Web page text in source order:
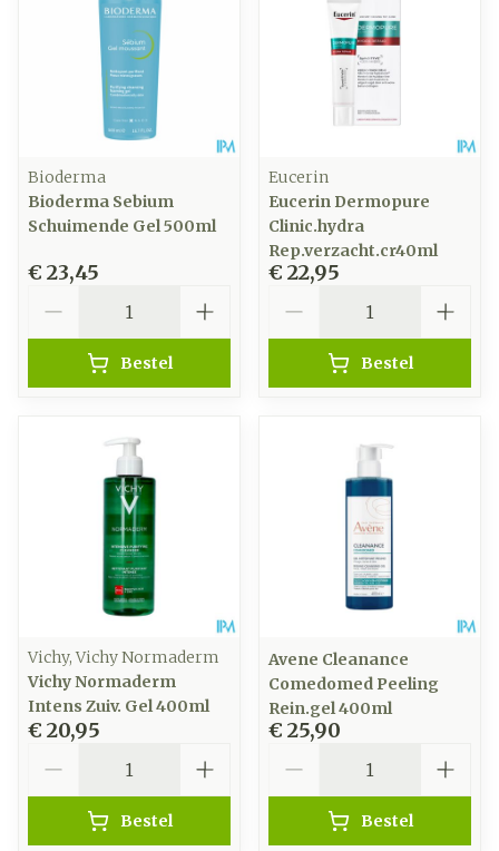
Bioderma
Bioderma Sebium
Schuimende Gel 500ml
€ 23,45
Bestel
Eucerin
Eucerin Dermopure
Clinic.hydra
Rep.verzacht.cr40ml
€ 22,95
Bestel
Vichy, Vichy Normaderm
Vichy Normaderm
Intens Zuiv. Gel 400ml
€ 20,95
Bestel
Avene Cleanance
Comedomed Peeling
Rein.gel 400ml
€ 25,90
Bestel